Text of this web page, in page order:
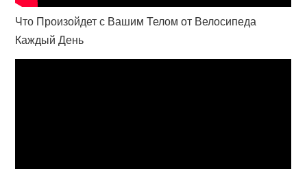
Что Произойдет с Вашим Телом от Велосипеда
Каждый День